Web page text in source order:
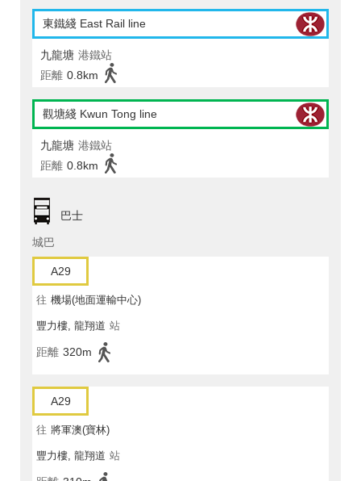
東鐵綫 East Rail line
九龍塘 港鐵站
距離 0.8km
觀塘綫 Kwun Tong line
九龍塘 港鐵站
距離 0.8km
巴士
城巴
A29
往 機場(地面運輸中心)
豐力樓, 龍翔道 站
距離 320m
A29
往 將軍澳(寶林)
豐力樓, 龍翔道 站